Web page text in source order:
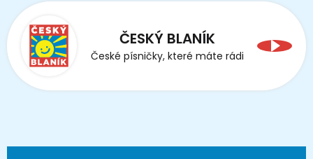
ČESKÝ BLANÍK
České písničky, které máte rádi